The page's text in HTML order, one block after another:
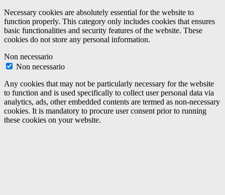
Necessary cookies are absolutely essential for the website to
function properly. This category only includes cookies that ensures
basic functionalities and security features of the website. These
cookies do not store any personal information.
Non necessario
Non necessario
Any cookies that may not be particularly necessary for the website
to function and is used specifically to collect user personal data via
analytics, ads, other embedded contents are termed as non-necessary
cookies. It is mandatory to procure user consent prior to running
these cookies on your website.